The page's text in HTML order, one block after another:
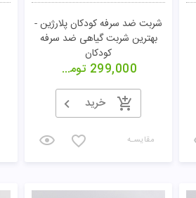
شربت ضد سرفه کودکان پلارژین -
بهترین شربت گیاهی ضد سرفه
کودکان
299,000 تومان
خرید
مقایسـه